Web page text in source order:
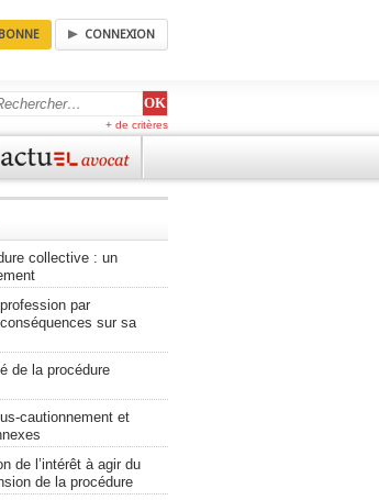
CONNEXION
+ de critères
collective : un
par
sur sa
de la procédure
cautionnement et
de l’intérêt à agir du
de la procédure